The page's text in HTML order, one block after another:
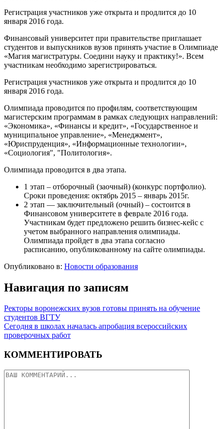
Регистрация участников уже открыта и продлится до 10
января 2016 года.
Финансовый университет при правительстве приглашает
студентов и выпускников вузов принять участие в Олимпиаде
«Магия магистратуры. Соедини науку и практику!». Всем
участникам необходимо зарегистрироваться.
Регистрация участников уже открыта и продлится до 10
января 2016 года.
Олимпиада проводится по профилям, соответствующим
магистерским программам в рамках следующих направлений:
«Экономика», «Финансы и кредит», «Государственное и
муниципальное управление», «Менеджмент»,
«Юриспруденция», «Информационные технологии»,
«Социология", "Политология».
Олимпиада проводится в два этапа.
1 этап – отборочный (заочный) (конкурс портфолио).
Сроки проведения: октябрь 2015 – январь 2015г.
2 этап — заключительный (очный) – состоится в
Финансовом университете в феврале 2016 года.
Участникам будет предложено решить бизнес-кейс с
учетом выбранного направления олимпиады.
Олимпиада пройдет в два этапа согласно
расписанию, опубликованному на сайте олимпиады.
Опубликовано в: Новости образования
Навигация по записям
Ректоры воронежских вузов готовы принять на обучение
студентов ВГТУ
Сегодня в школах началась апробация всероссийских
проверочных работ
КОММЕНТИРОВАТЬ